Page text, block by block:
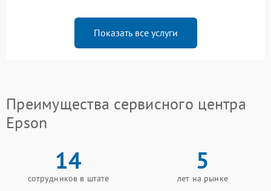
Показать все услуги
Преимущества сервисного центра
Epson
14
сотрудников в штате
5
лет на рынке